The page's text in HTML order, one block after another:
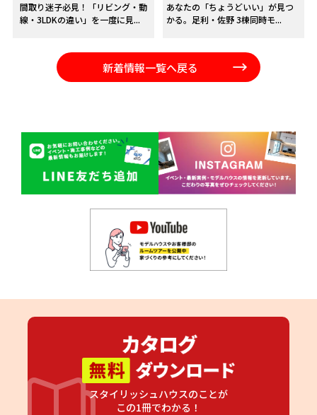
間取り迷子必見！「リビング・動
線・3LDKの違い」を一度に見...
あなたの「ちょうどいい」が見つ
かる。足利・佐野 3棟同時モ...
新着情報一覧へ戻る
スタイリッシュハウスのことが
この1冊でわかる！